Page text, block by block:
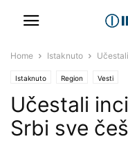
Home Istaknuto
Istaknuto Region Vesti
Učestali
Srbi sve